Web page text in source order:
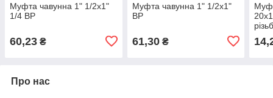
Муфта чавунна 1" 1/2х1"
1/4 ВР
60,23 ₴
Муфта чавунна 1" 1/2х1"
ВР
61,30₴
Про нас